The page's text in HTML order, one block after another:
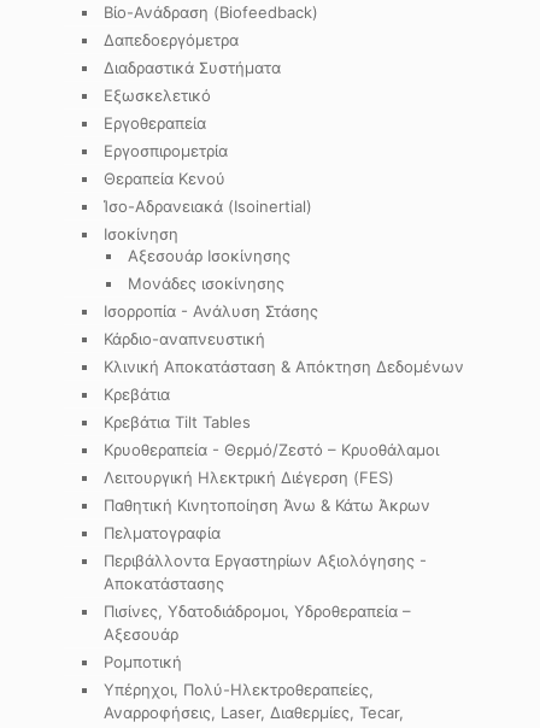
Βίο-Ανάδραση (Biofeedback)
Δαπεδοεργόμετρα
Διαδραστικά Συστήματα
Εξωσκελετικό
Εργοθεραπεία
Εργοσπιρομετρία
Θεραπεία Κενού
Ίσο-Αδρανειακά (Isoinertial)
Ισοκίνηση
Αξεσουάρ Ισοκίνησης
Μονάδες ισοκίνησης
Ισορροπία - Ανάλυση Στάσης
Κάρδιο-αναπνευστική
Κλινική Αποκατάσταση & Απόκτηση Δεδομένων
Κρεβάτια
Κρεβάτια Tilt Tables
Κρυοθεραπεία - Θερμό/Ζεστό – Κρυοθάλαμοι
Λειτουργική Ηλεκτρική Διέγερση (FES)
Παθητική Κινητοποίηση Άνω & Κάτω Άκρων
Πελματογραφία
Περιβάλλοντα Εργαστηρίων Αξιολόγησης -
Αποκατάστασης
Πισίνες, Υδατοδιάδρομοι, Υδροθεραπεία –
Αξεσουάρ
Ρομποτική
Υπέρηχοι, Πολύ-Ηλεκτροθεραπείες,
Αναρροφήσεις, Laser, Διαθερμίες, Tecar,